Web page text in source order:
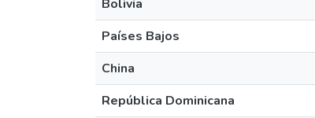
Bolivia
Países Bajos
China
República Dominicana